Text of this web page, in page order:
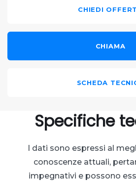
CHIEDI
CHIAMA
SCHEDA
Specifiche
I dati sono espressi al
conoscenze attuali,
impegnativi e possono